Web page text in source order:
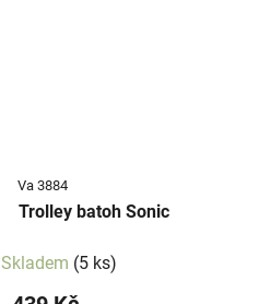
Va 3884
Trolley batoh Sonic
Skladem (5 ks)